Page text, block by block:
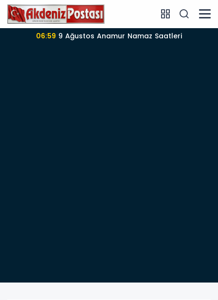
06:59 9 Ağustos Anamur Namaz Saatleri